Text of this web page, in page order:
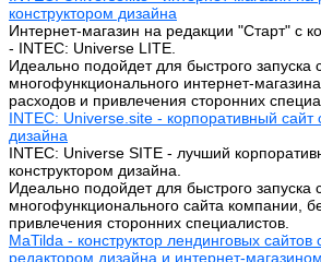
конструктором дизайна
Интернет-магазин на редакции "Старт" с
- INTEC: Universe LITE.
Идеально подойдет для быстрого запуска
многофункционального интернет-
расходов и привлечения сторонних
INTEC: Universe.site - корпоративный сайт
дизайна
INTEC: Universe SITE - лучший
конструктором дизайна.
Идеально подойдет для быстрого запуска
многофункционального сайта компании,
привлечения сторонних специалистов.
MaTilda - конструктор лендинговых сайтов
редактором дизайна и интернет-магазином